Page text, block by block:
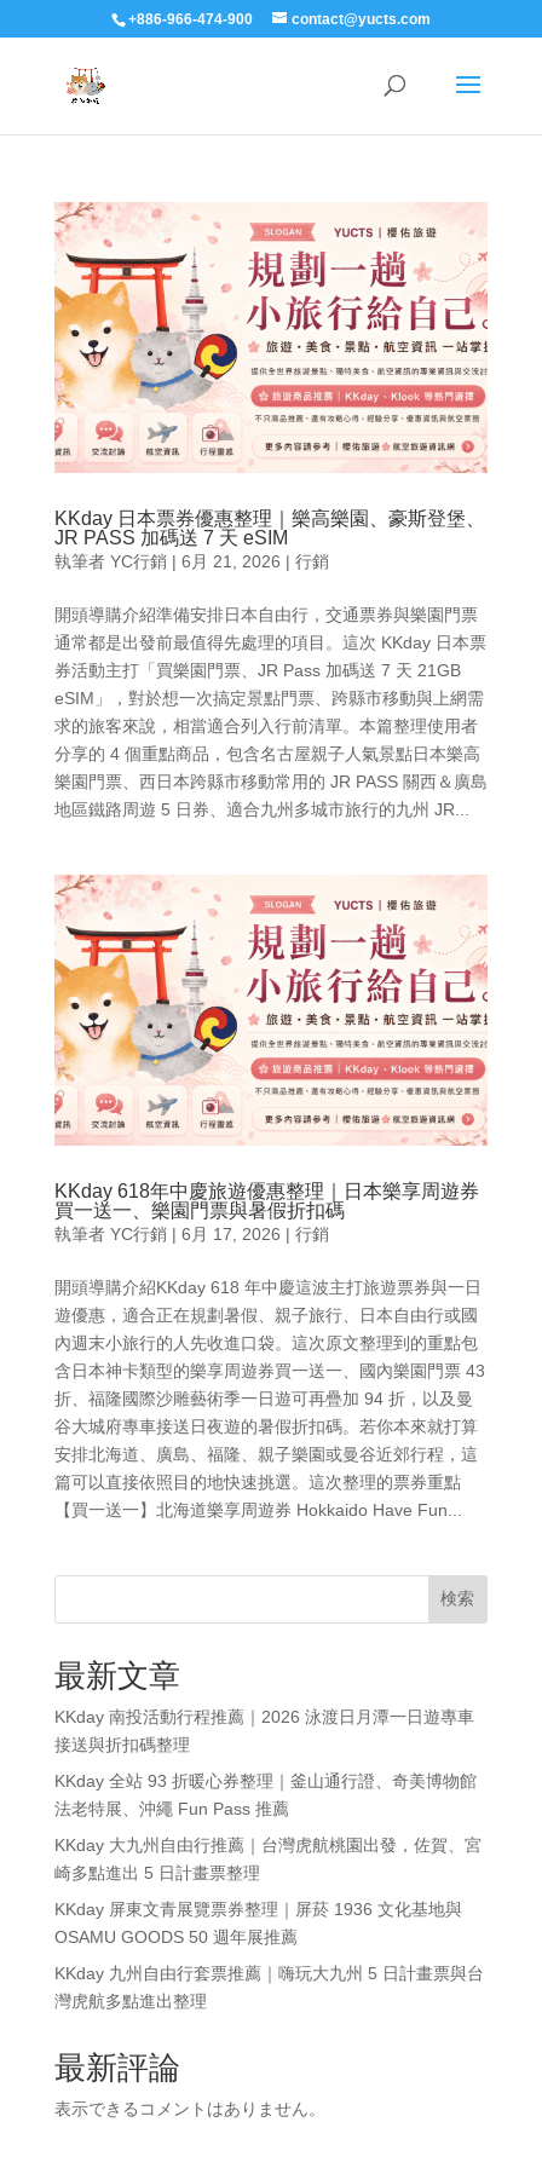
+886-966-474-900 contact@yucts.com
KKday 日本票券優惠整理｜樂高樂園、豪斯登堡、
JR PASS 加碼送 7 天 eSIM
執筆者 YC行銷| 6月 21, 2026 | 行銷
開頭導購介紹準備安排日本自由行，交通票券與樂園門票
通常都是出發前最值得先處理的項目。這次 KKday 日本票
券活動主打「買樂園門票、JR Pass 加碼送 7 天 21GB
eSIM」，對於想一次搞定景點門票、跨縣市移動與上網需
求的旅客來說，相當適合列入行前清單。本篇整理使用者
分享的 4 個重點商品，包含名古屋親子人氣景點日本樂高
樂園門票、西日本跨縣市移動常用的 JR PASS 關西＆廣島
地區鐵路周遊 5 日券、適合九州多城市旅行的九州 JR...
KKday 618年中慶旅遊優惠整理｜日本樂享周遊券
買一送一、樂園門票與暑假折扣碼
執筆者 YC行銷| 6月 17, 2026 | 行銷
開頭導購介紹KKday 618 年中慶這波主打旅遊票券與一日
遊優惠，適合正在規劃暑假、親子旅行、日本自由行或國
內週末小旅行的人先收進口袋。這次原文整理到的重點包
含日本神卡類型的樂享周遊券買一送一、國內樂園門票 43
折、福隆國際沙雕藝術季一日遊可再疊加 94 折，以及曼
谷大城府專車接送日夜遊的暑假折扣碼。若你本來就打算
安排北海道、廣島、福隆、親子樂園或曼谷近郊行程，這
篇可以直接依照目的地快速挑選。這次整理的票券重點
【買一送一】北海道樂享周遊券 Hokkaido Have Fun...
検索
最新文章
KKday 南投活動行程推薦｜2026 泳渡日月潭一日遊專車
接送與折扣碼整理
KKday 全站 93 折暖心券整理｜釜山通行證、奇美博物館
法老特展、沖繩 Fun Pass 推薦
KKday 大九州自由行推薦｜台灣虎航桃園出發，佐賀、宮
崎多點進出 5 日計畫票整理
KKday 屏東文青展覽票券整理｜屏菸 1936 文化基地與
OSAMU GOODS 50 週年展推薦
KKday 九州自由行套票推薦｜嗨玩大九州 5 日計畫票與台
灣虎航多點進出整理
最新評論
表示できるコメントはありません。